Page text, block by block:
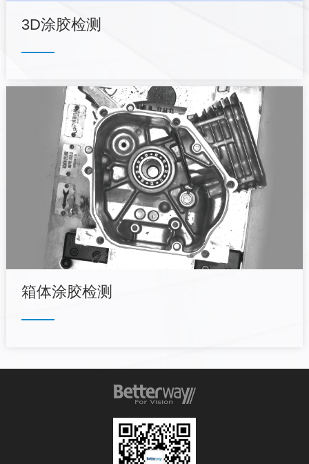
3D涂胶检测
箱体涂胶检测